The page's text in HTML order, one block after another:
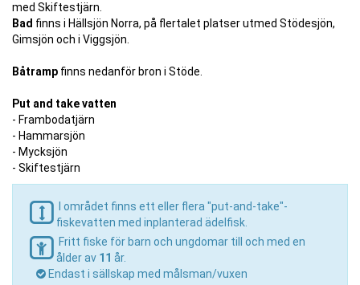
med Skiftestjärn.
Bad finns i Hällsjön Norra, på flertalet platser utmed Stödesjön,
Gimsjön och i Viggsjön.
Båtramp finns nedanför bron i Stöde.
Put and take vatten
- Frambodatjärn
- Hammarsjön
- Mycksjön
- Skiftestjärn
I området finns ett eller flera "put-and-take"-
fiskevatten med inplanterad ädelfisk.
Fritt fiske för barn och ungdomar till och med en
ålder av 11 år.
Endast i sällskap med målsman/vuxen